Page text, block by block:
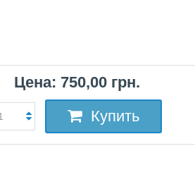
Цена: 750,00 грн.
Купить